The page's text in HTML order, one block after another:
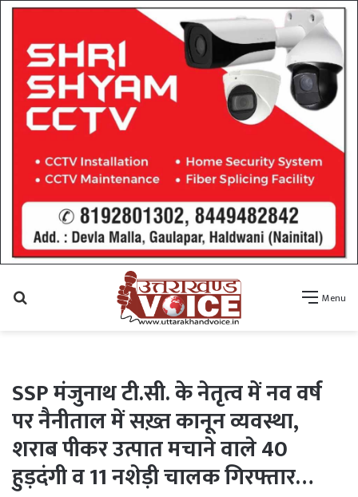
Menu
SSP मंजुनाथ टी.सी. के नेतृत्व में नव वर्ष
पर नैनीताल में सख़्त कानून व्यवस्था,
शराब पीकर उत्पात मचाने वाले 40
हुड़दंगी व 11 नशेड़ी चालक गिरफ्तार…